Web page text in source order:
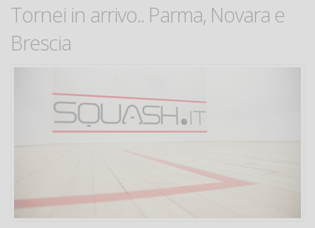
Tornei in arrivo.. Parma, Novara e
Brescia